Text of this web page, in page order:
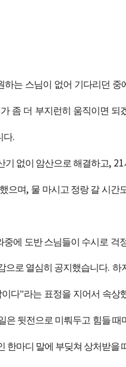
하는 스님이 없어 기다리던
좀 더 부지런히 움직이면 되
다.
기 없이 암산으로 해결하고, 21
으며, 물 마시고 정랑 갈 시간
에 도반 스님들이 수시로 걱
으로 열심히 공지했습니다.하
다”라는 표정을 지어서 속상
은 뒷전으로 미뤄두고 힘들
한마디 말에 부딪쳐 상처받을